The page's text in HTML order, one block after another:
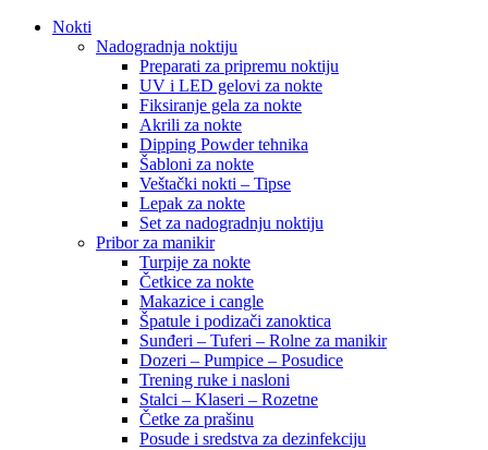
Nokti
Nadogradnja noktiju
Preparati za pripremu noktiju
UV i LED gelovi za nokte
Fiksiranje gela za nokte
Akrili za nokte
Dipping Powder tehnika
Šabloni za nokte
Veštački nokti – Tipse
Lepak za nokte
Set za nadogradnju noktiju
Pribor za manikir
Turpije za nokte
Četkice za nokte
Makazice i cangle
Špatule i podizači zanoktica
Sunđeri – Tuferi – Rolne za manikir
Dozeri – Pumpice – Posudice
Trening ruke i nasloni
Stalci – Klaseri – Rozetne
Četke za prašinu
Posude i sredstva za dezinfekciju